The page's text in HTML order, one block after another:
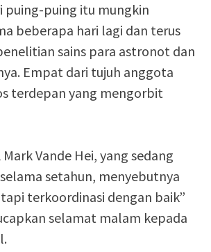
puing-puing itu mungkin
beberapa hari lagi dan terus
sains para astronot dan
Empat dari tujuh anggota
terdepan yang mengorbit
Vande Hei, yang sedang
setahun, menyebutnya
terkoordinasi dengan baik”
selamat malam kepada